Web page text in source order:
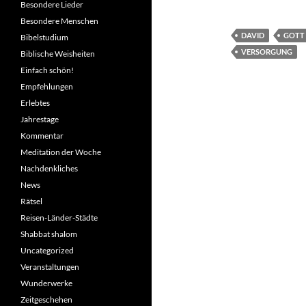
DAVID GOTT
VERSORGUNG
Besondere Lieder
Besondere Menschen
Bibelstudium
Biblische Weisheiten
Einfach schön!
Empfehlungen
Erlebtes
Jahrestage
Kommentar
Meditation der Woche
Nachdenkliches
News
Rätsel
Reisen-Länder-Städte
Shabbat shalom
Uncategorized
Veranstaltungen
Wunderwerke
Zeitgeschehen